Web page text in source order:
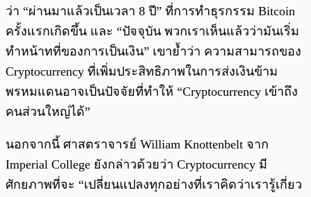
ว่า “ผ่านมาแล้วเป็นเวลา 8 ปี” ที่การทำธุรกรรม Bitcoin
ครั้งแรกเกิดขึ้น และ “ปัจจุบัน พวกเราเห็นแล้วว่ามันเริ่ม
ทำหน้าทที่ของการเป็นเงิน” เขาย้ำว่า ความสามารถของ
Cryptocurrency ที่เพิ่มประสิทธิภาพในการส่งเงินข้าม
พรหมแดนอาจเป็นปัจจัยที่ทำให้ “Cryptocurrency เข้าถึง
คนส่วนใหญ่ได้”
นอกจากนี้ ศาสตราจารย์ William Knottenbelt จาก
Imperial College ยังกล่าวด้วยว่า Cryptocurrency มี
ศักยภาพที่จะ “เปลี่ยนแปลงทุกอย่างที่เราคิดว่าเรารู้เกี่ยว